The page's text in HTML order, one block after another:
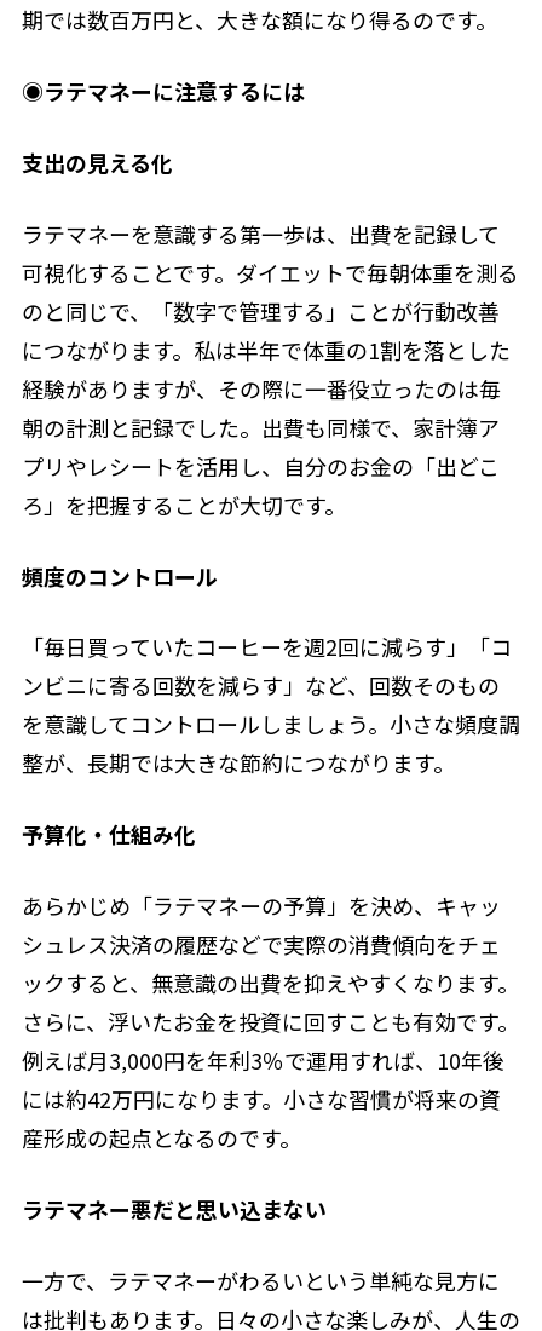
期では数百万円と、大きな額になり得るのです。
◉ラテマネーに注意するには
支出の見える化
ラテマネーを意識する第一歩は、出費を記録して
可視化することです。ダイエットで毎朝体重を測る
のと同じで、「数字で管理する」ことが行動改善
につながります。私は半年で体重の1割を落とした
経験がありますが、その際に一番役立ったのは毎
朝の計測と記録でした。出費も同様で、家計簿ア
プリやレシートを活用し、自分のお金の「出どこ
ろ」を把握することが大切です。
頻度のコントロール
「毎日買っていたコーヒーを週2回に減らす」「コ
ンビニに寄る回数を減らす」など、回数そのもの
を意識してコントロールしましょう。小さな頻度調
整が、長期では大きな節約につながります。
予算化・仕組み化
あらかじめ「ラテマネーの予算」を決め、キャッ
シュレス決済の履歴などで実際の消費傾向をチェ
ックすると、無意識の出費を抑えやすくなります。
さらに、浮いたお金を投資に回すことも有効です。
例えば月3,000円を年利3％で運用すれば、10年後
には約42万円になります。小さな習慣が将来の資
産形成の起点となるのです。
ラテマネー悪だと思い込まない
一方で、ラテマネーがわるいという単純な見方に
は批判もあります。日々の小さな楽しみが、人生の